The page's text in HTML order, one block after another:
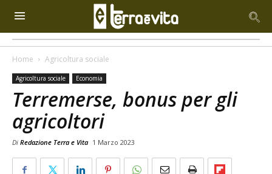
Home Agricoltura sociale
Agricoltura sociale Economia
Terremerse, bonus per gli
agricoltori
Di Redazione Terra e Vita 1 Marzo 2023